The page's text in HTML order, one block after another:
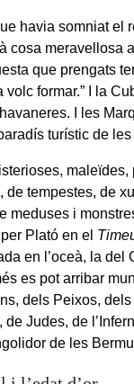
havia somniat el
cosa meravellosa
que prengats
formar.” I la
I les
turístic de
de tempestes, de
meduses i
Plató en el
en l’oceà, la del
es pot arribar
dels Peixos,
de Judes, de
de les